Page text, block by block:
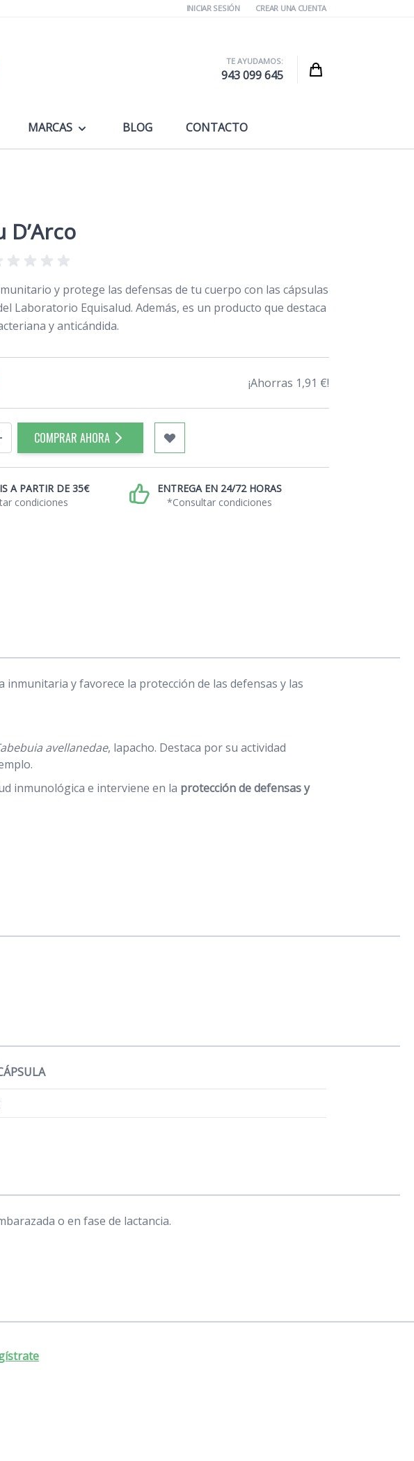
INICIAR SESIÓN CREAR UNA CUENTA
TE AYUDAMOS:
943 099 645 Cart
MARCAS BLOG CONTACTO
D’Arco
y protege las defensas de tu cuerpo con las cápsulas
Laboratorio Equisalud. Además, es un producto que destaca
y anticándida.
¡Ahorras 1,91 €!
COMPRAR AHORA
A PARTIR DE 35€
condiciones
ENTREGA EN 24/72 HORAS
*Consultar condiciones
y favorece la protección de las defensas y las
avellanedae, lapacho. Destaca por su actividad
inmunológica e interviene en la protección de defensas y
o en fase de lactancia.